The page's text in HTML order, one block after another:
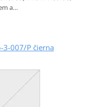
a…
3-007/P čierna